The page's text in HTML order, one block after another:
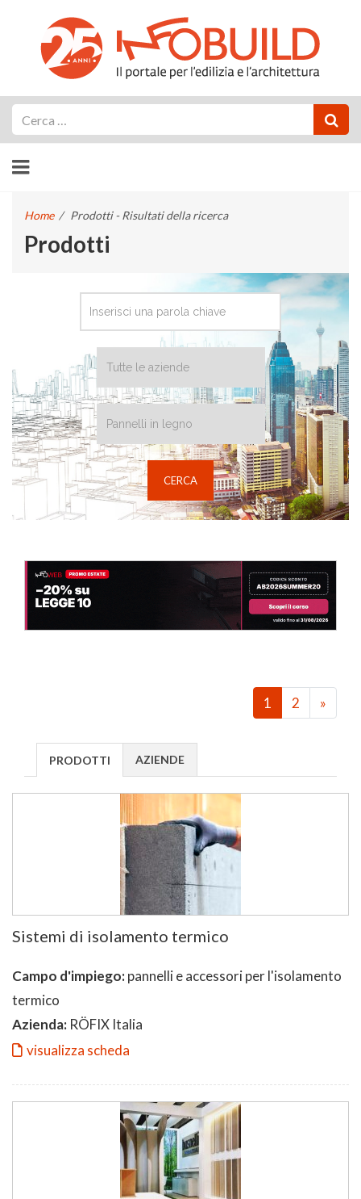
Home / Prodotti - Risultati della ricerca
Prodotti
1 2 »
PRODOTTI AZIENDE
Sistemi di isolamento termico
Campo d'impiego:pannelli e accessori per l'isolamento
termico
Azienda: RÖFIX Italia
visualizza scheda